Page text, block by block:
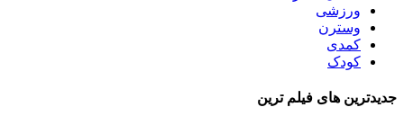
ورزشی
وسترن
کمدی
کودک
جدیدترین های فیلم ترین